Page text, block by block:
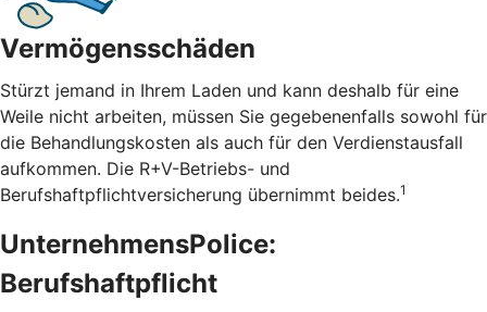
Vermögensschäden
Stürzt jemand in Ihrem Laden und kann deshalb für eine
Weile nicht arbeiten, müssen Sie gegebenenfalls sowohl für
die Behandlungskosten als auch für den Verdienstausfall
aufkommen. Die R+V-Betriebs- und
Berufshaftpflichtversicherung übernimmt beides.1
UnternehmensPolice:
Berufshaftpflicht